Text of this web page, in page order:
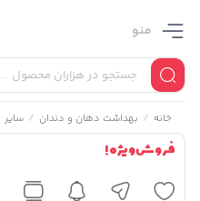
منو
خانه / بهداشت دهان و دندان / سایر
فروش ویژه !